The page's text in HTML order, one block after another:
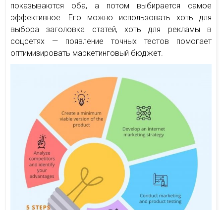
показываются оба, а потом выбирается самое
эффективное. Его можно использовать хоть для
выбора заголовка статей, хоть для рекламы в
соцсетях — появление точных тестов помогает
оптимизировать маркетинговый бюджет.